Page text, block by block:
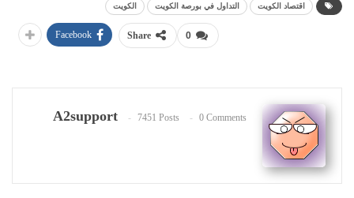
اقتصاد الكويت التداول في بورصة الكويت الكويت
0
Share
Facebook
A2support 7451 Posts 0 Comments